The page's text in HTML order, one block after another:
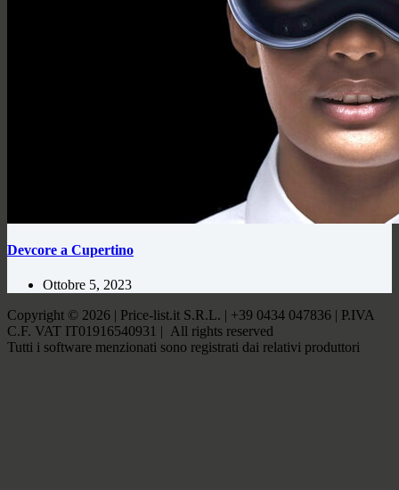
Devcore a Cupertino
Ottobre 5, 2023
Copyright © 2026 | Price-list.it S.R.L. | +39 0434 047836 | P.IVA
C.F. VAT IT01916540931 | All rights reserved
Tutti i software menzionati sono registrati dai relativi produttori